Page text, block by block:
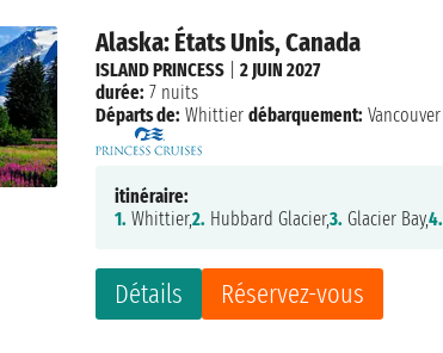
Alaska: États Unis, Canada
Détails Réservez-vous
ISLAND PRINCESS |2 JUIN 2027
durée: 7 nuits
Départs de: Whittier débarquement: Vancouver
itinéraire:
1. Whittier,2. Hubbard Glacier,3. Glacier Bay,4.